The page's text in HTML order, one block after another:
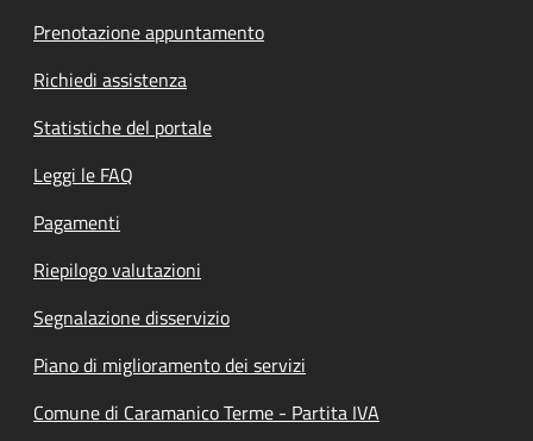
Prenotazione appuntamento
Richiedi assistenza
Statistiche del portale
Leggi le FAQ
Pagamenti
Riepilogo valutazioni
Segnalazione disservizio
Piano di miglioramento dei servizi
Comune di Caramanico Terme - Partita IVA